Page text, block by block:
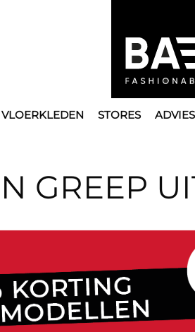
VLOERKLEDEN STORES ADVIES
GREEP